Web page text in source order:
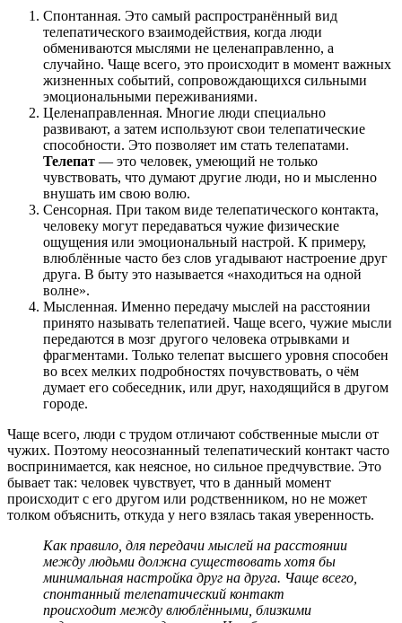
Спонтанная. Это самый распространённый вид
телепатического взаимодействия, когда люди
обмениваются мыслями не целенаправленно, а
случайно. Чаще всего, это происходит в момент важных
жизненных событий, сопровождающихся сильными
эмоциональными переживаниями.
Целенаправленная. Многие люди специально
развивают, а затем используют свои телепатические
способности. Это позволяет им стать телепатами.
Телепат — это человек, умеющий не только
чувствовать, что думают другие люди, но и мысленно
внушать им свою волю.
Сенсорная. При таком виде телепатического контакта,
человеку могут передаваться чужие физические
ощущения или эмоциональный настрой. К примеру,
влюблённые часто без слов угадывают настроение друг
друга. В быту это называется «находиться на одной
волне».
Мысленная. Именно передачу мыслей на расстоянии
принято называть телепатией. Чаще всего, чужие мысли
передаются в мозг другого человека отрывками и
фрагментами. Только телепат высшего уровня способен
во всех мелких подробностях почувствовать, о чём
думает его собеседник, или друг, находящийся в другом
городе.
Чаще всего, люди с трудом отличают собственные мысли от
чужих. Поэтому неосознанный телепатический контакт часто
воспринимается, как неясное, но сильное предчувствие. Это
бывает так: человек чувствует, что в данный момент
происходит с его другом или родственником, но не может
толком объяснить, откуда у него взялась такая уверенность.
Как правило, для передачи мыслей на расстоянии
между людьми должна существовать хотя бы
минимальная настройка друг на друга. Чаще всего,
спонтанный телепатический контакт
происходит между влюблёнными, близкими